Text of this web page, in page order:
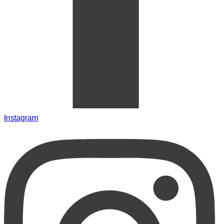
Instagram